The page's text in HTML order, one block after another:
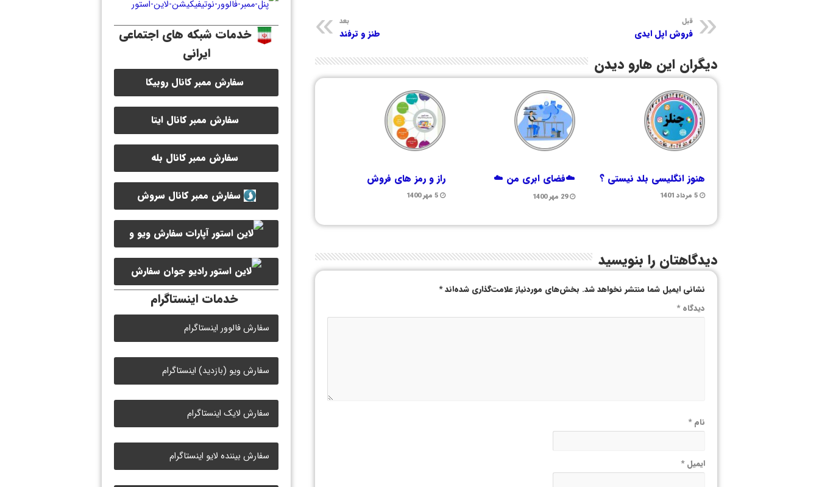
قبل
فروش اپل ایدی
بعد
طنز و ترفند
دیگران این هارو دیدن
هنوز انگلیسی بلد نیستی ؟
5 مرداد 1401
☁️فضای ابری من ☁️
29 مهر 1400
راز و رمز های فروش
5 مهر 1400
دیدگاهتان را بنویسید
نشانی ایمیل شما منتشر نخواهد شد. بخش‌های موردنیاز علامت‌گذاری شده‌اند*
دیدگاه*
نام*
ایمیل*
خدمات شبکه های اجتماعی
ایرانی
سفارش ممبر کانال روبیکا
سفارش ممبر کانال ایتا
سفارش ممبر کانال بله
سفارش ممبر کانال سروش
سفارش ویو و
لایک ویدیو آپارات
سفارش
لایک رادیو جوان
خدمات اینستاگرام
سفارش فالوور اینستاگرام
سفارش ویو (بازدید) اینستاگرام
سفارش لایک اینستاگرام
سفارش بیننده لایو اینستاگرام